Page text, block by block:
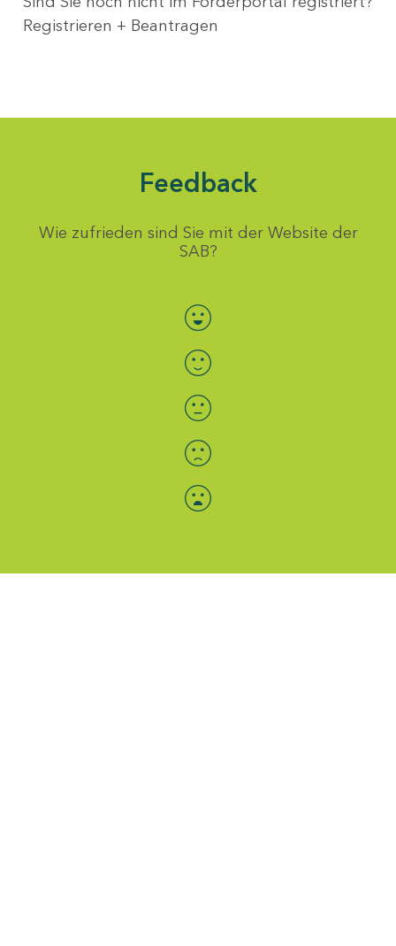
Registrieren + Beantragen
Feedback
Wie zufrieden sind Sie mit der Website der
SAB?
Bewertung auswählen